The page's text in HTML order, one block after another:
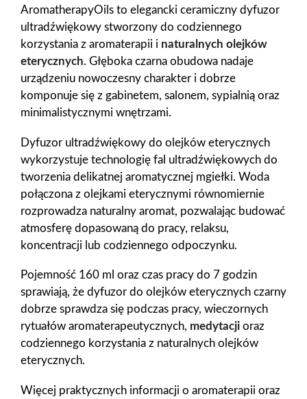
AromatherapyOils to elegancki ceramiczny dyfuzor
ultradźwiękowy stworzony do codziennego
korzystania z aromaterapii i naturalnych olejków
eterycznych. Głęboka czarna obudowa nadaje
urządzeniu nowoczesny charakter i dobrze
komponuje się z gabinetem, salonem, sypialnią oraz
minimalistycznymi wnętrzami.
Dyfuzor ultradźwiękowy do olejków eterycznych
wykorzystuje technologię fal ultradźwiękowych do
tworzenia delikatnej aromatycznej mgiełki. Woda
połączona z olejkami eterycznymi równomiernie
rozprowadza naturalny aromat, pozwalając budować
atmosferę dopasowaną do pracy, relaksu,
koncentracji lub codziennego odpoczynku.
Pojemność 160 ml oraz czas pracy do 7 godzin
sprawiają, że dyfuzor do olejków eterycznych czarny
dobrze sprawdza się podczas pracy, wieczornych
rytuałów aromaterapeutycznych, medytacji oraz
codziennego korzystania z naturalnych olejków
eterycznych.
Więcej praktycznych informacji o aromaterapii oraz